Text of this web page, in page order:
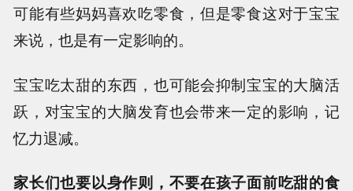
可能有些妈妈喜欢吃零食，但是零食这对于宝宝
来说，也是有一定影响的。
宝宝吃太甜的东西，也可能会抑制宝宝的大脑活
跃，对宝宝的大脑发育也会带来一定的影响，记
忆力退减。
家长们也要以身作则，不要在孩子面前吃甜的食